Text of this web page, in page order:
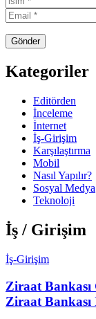
Kategoriler
Editörden
İnceleme
İnternet
İş-Girişim
Karşılaştırma
Mobil
Nasıl Yapılır?
Sosyal Medya
Teknoloji
İş / Girişim
İş-Girişim
Ziraat Bankası
Ziraat Bankası